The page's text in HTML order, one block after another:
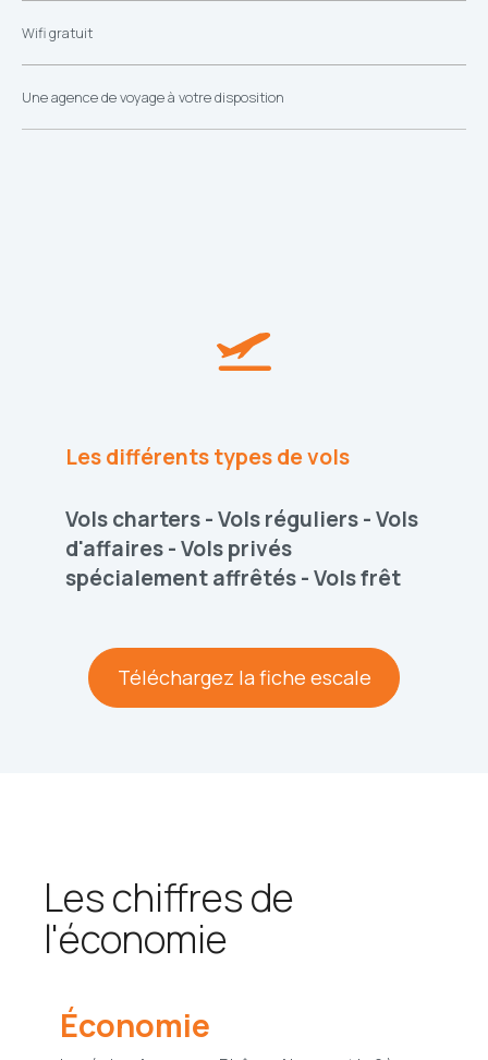
Wifi gratuit
Une agence de voyage à votre disposition
Les différents types de vols
Vols charters - Vols réguliers - Vols
d'affaires - Vols privés
spécialement affrêtés - Vols frêt
Téléchargez la fiche escale
Les chiffres de
l'économie
Économie